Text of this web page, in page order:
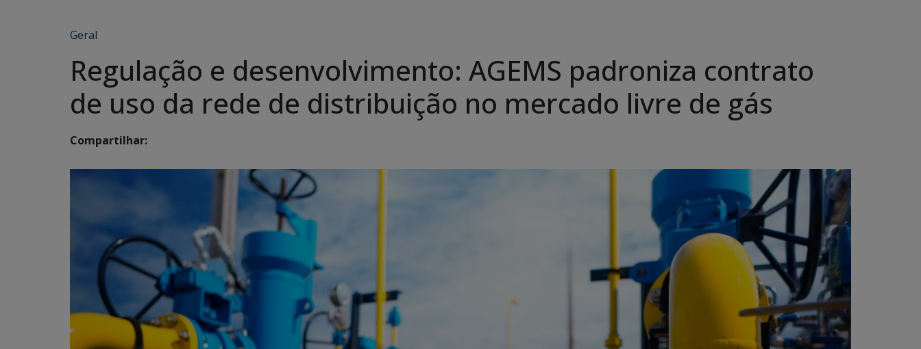
Geral
Regulação e desenvolvimento: AGEMS padroniza contrato
de uso da rede de distribuição no mercado livre de gás
Compartilhar: